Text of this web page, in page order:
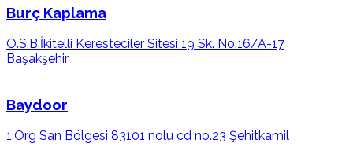
Burç Kaplama
O.S.B.İkitelli Keresteciler Sitesi 19 Sk. No:16/A-17
Başakşehir
Baydoor
1.Org San Bölgesi 83101 nolu cd no.23 Şehitkamil